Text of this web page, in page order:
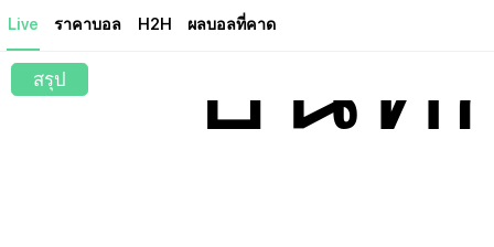
บันทึ
Live ราคาบอล H2H ผลบอลที่คาด
สรุป